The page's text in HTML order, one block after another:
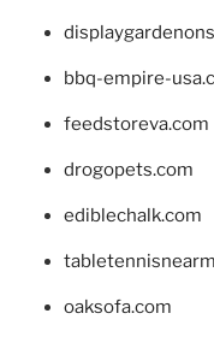
bbq-empire-
feedstoreva.com
drogopets.com
ediblechalk.com
oaksofa.com